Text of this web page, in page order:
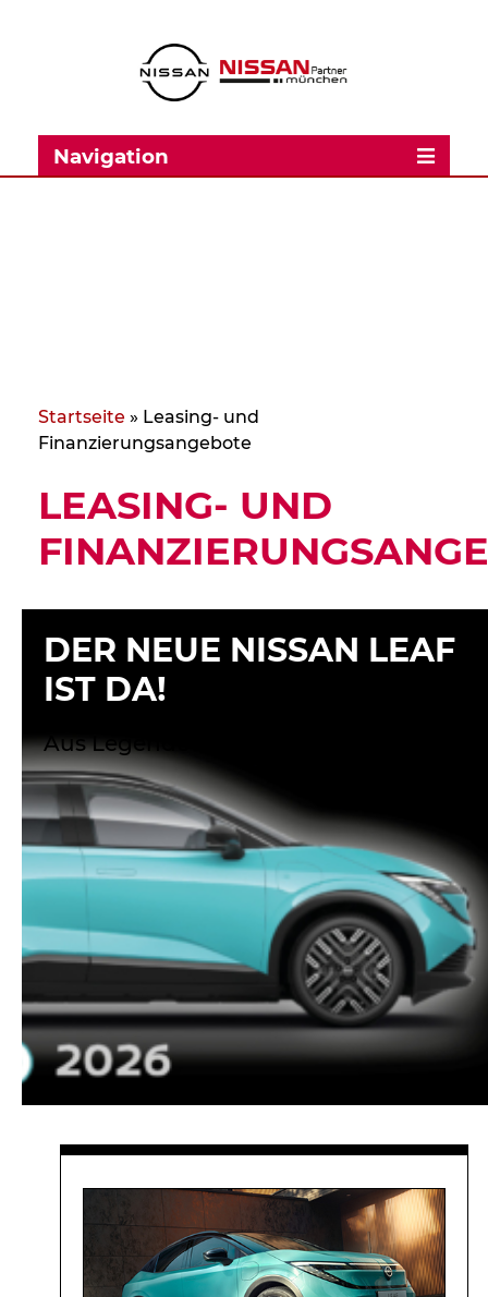
Navigation
Startseite » Leasing- und
Finanzierungsangebote
LEASING- UND
DER NEUE NISSAN LEAF
IST DA!
Aus Legende wird Zukunft!